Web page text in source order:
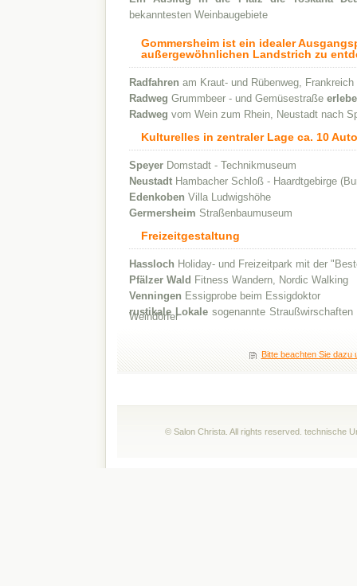
bekanntesten Weinbaugebiete
Gommersheim ist ein idealer
außergewöhnlichen Landstrich zu
Radfahren am Kraut- und Rübenweg,
Radweg Grummbeer - und Gemüsestraße
Radweg vom Wein zum Rhein, Neustadt nach
Kulturelles in zentraler Lage ca. 10
Speyer Domstadt - Technikmuseum
Neustadt Hambacher Schloß - Haardtgebirge
Edenkoben Villa Ludwigshöhe
Germersheim Straßenbaumuseum
Freizeitgestaltung
Hassloch Holiday- und Freizeitpark mit der
Pfälzer Wald Fitness Wandern, Nordic Walking
Venningen Essigprobe beim Essigdoktor
rustikale Lokale sogenannte
Weindörfer
Bitte beachten Sie dazu
© Salon Christa. All rights reserved. technische